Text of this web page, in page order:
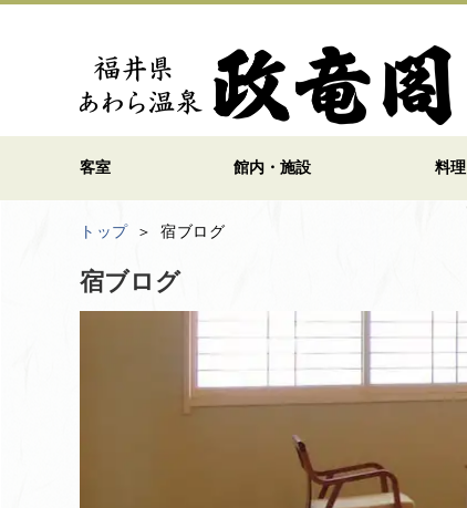
客室 館内・施設 料理
トップ 宿ブログ
宿ブログ